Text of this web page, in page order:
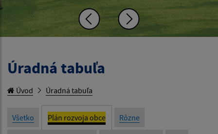
Úradná tabuľa
Úvod Úradná tabuľa
Všetko Plán rozvoja obce Rôzne